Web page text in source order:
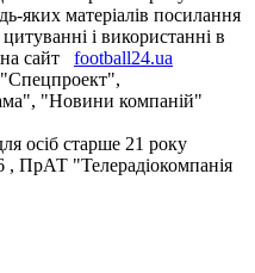
яких матеріалів посилання
і використанні в
сайт
football24.ua
"Спецпроект",
"Новини компаній"
осіб старше 21 року
, ПрАТ "Телерадіокомпанія